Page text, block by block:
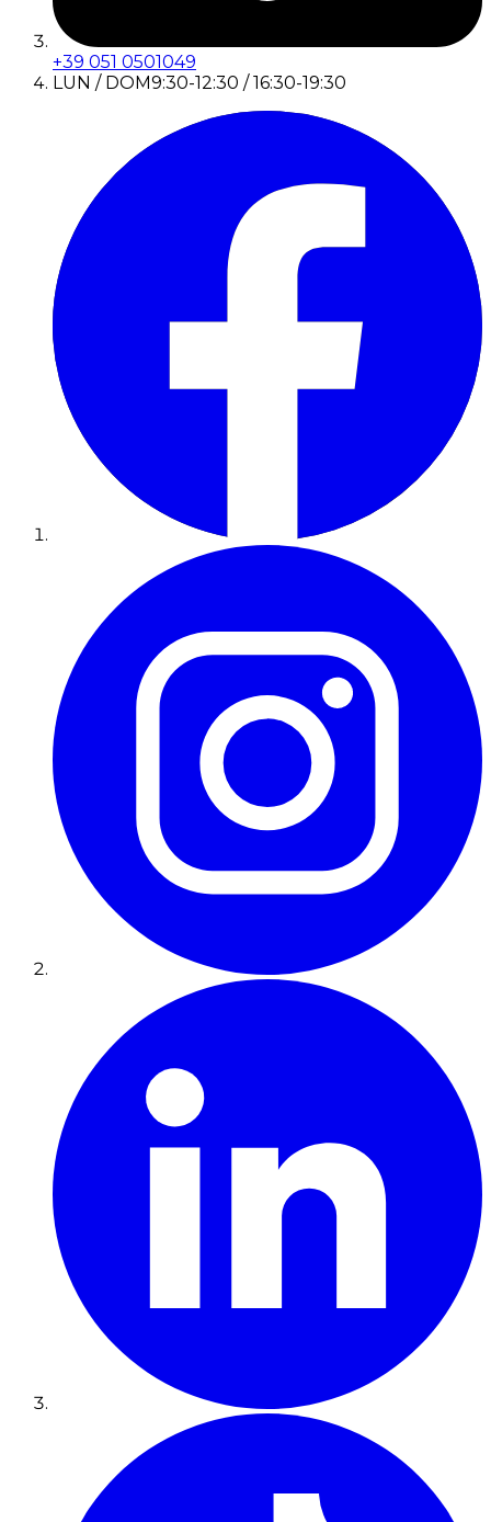
+39 051 0501049
LUN / DOM9:30-12:30 / 16:30-19:30